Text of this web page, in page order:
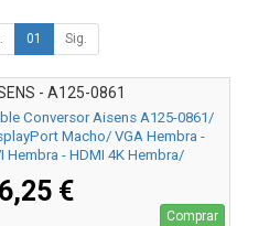
01 Sig.
- A125-0861
Conversor Aisens A125-0861/
Macho/ VGA Hembra -
Hembra - HDMI 4K Hembra/
€
Comprar